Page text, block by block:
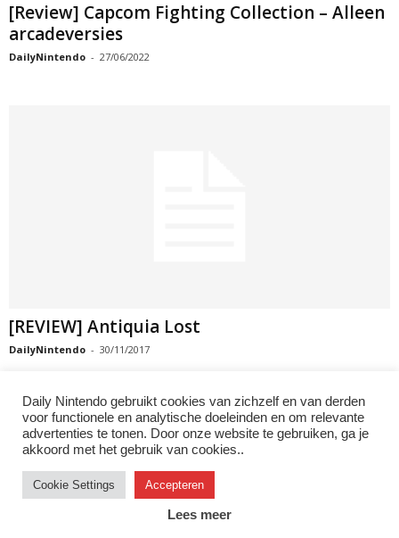
[Review] Capcom Fighting Collection – Alleen
arcadeversies
DailyNintendo - 27/06/2022
[REVIEW] Antiquia Lost
DailyNintendo - 30/11/2017
2 3 4
Instagram Facebook X/Twitter
Daily Nintendo gebruikt cookies van zichzelf en van derden
voor functionele en analytische doeleinden en om relevante
advertenties te tonen. Door onze website te gebruiken, ga je
akkoord met het gebruik van cookies..
Cookie Settings Accepteren
Lees meer